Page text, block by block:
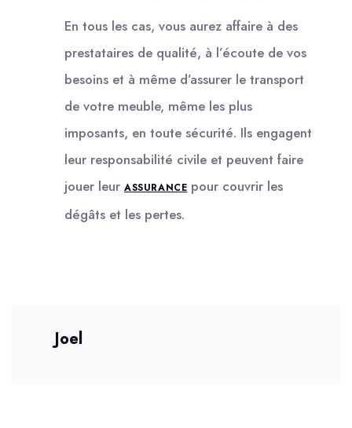
En tous les cas, vous aurez affaire à des
prestataires de qualité, à l’écoute de vos
besoins et à même d’assurer le transport
de votre meuble, même les plus
imposants, en toute sécurité. Ils engagent
leur responsabilité civile et peuvent faire
jouer leur ASSURANCE pour couvrir les
dégâts et les pertes.
Joel